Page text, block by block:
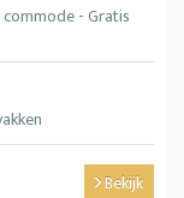
- Gratis
Bekijk